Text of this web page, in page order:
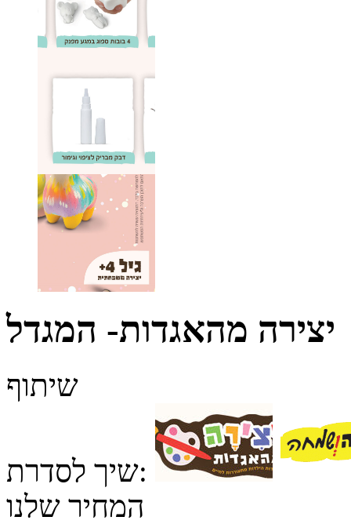
יצירה מהאגדות- המגדל
שיתוף
שיך לסדרת:
המחיר שלנו